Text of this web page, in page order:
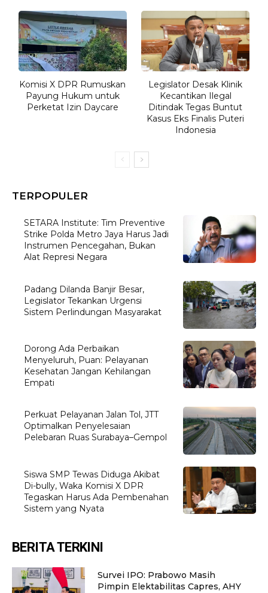
Komisi X DPR Rumuskan
Payung Hukum untuk
Perketat Izin Daycare
Legislator Desak Klinik
Kecantikan Ilegal
Ditindak Tegas Buntut
Kasus Eks Finalis Puteri
Indonesia
TERPOPULER
SETARA Institute: Tim Preventive
Strike Polda Metro Jaya Harus Jadi
Instrumen Pencegahan, Bukan
Alat Represi Negara
Padang Dilanda Banjir Besar,
Legislator Tekankan Urgensi
Sistem Perlindungan Masyarakat
Dorong Ada Perbaikan
Menyeluruh, Puan: Pelayanan
Kesehatan Jangan Kehilangan
Empati
Perkuat Pelayanan Jalan Tol, JTT
Optimalkan Penyelesaian
Pelebaran Ruas Surabaya–Gempol
Siswa SMP Tewas Diduga Akibat
Di-bully, Waka Komisi X DPR
Tegaskan Harus Ada Pembenahan
Sistem yang Nyata
BERITA TERKINI
Survei IPO: Prabowo Masih
Pimpin Elektabilitas Capres, AHY